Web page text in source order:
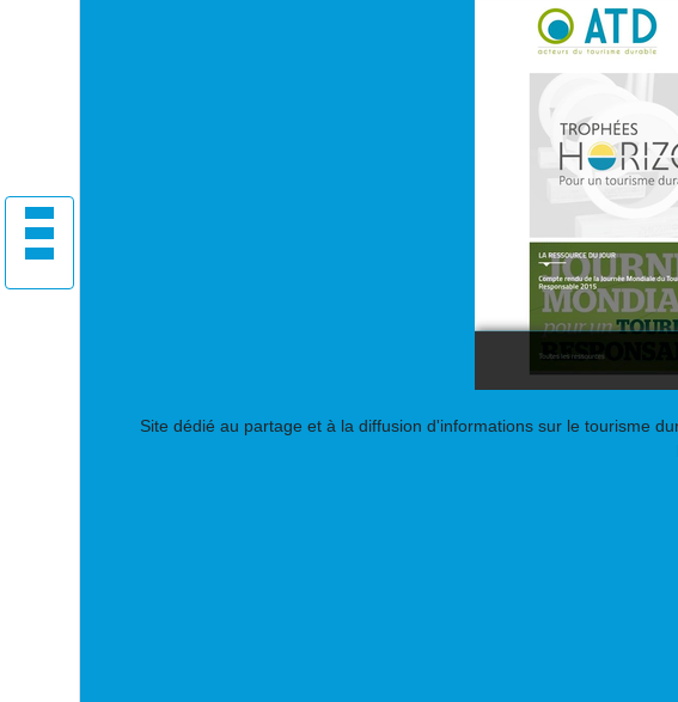
Site dédié au partage et à la diffusion d'informations sur le tourisme